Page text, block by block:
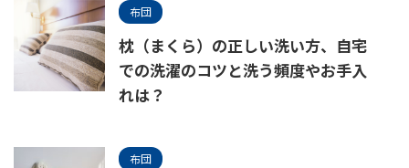
布団
枕（まくら）の正しい洗い方、自宅
での洗濯のコツと洗う頻度やお手入
れは？
布団